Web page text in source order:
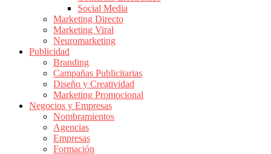
Publicidad
Colombia
Magazine
Publicidad
Marketing
Noticias
Social Media
Marketing Directo
Marketing Viral
Neuromarketing
Publicidad
Branding
Campañas Publicitarias
Diseño y Creatividad
Marketing Promocional
Negocios y Empresas
Nombramientos
Agencias
Empresas
Formación